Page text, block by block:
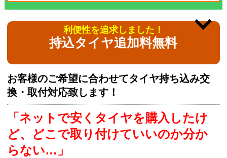
利便性を追求しました！
持込タイヤ追加料無料
お客様のご希望に合わせてタイヤ持ち込み交
換・取付対応致します！
「ネットで安くタイヤを購入したけ
ど、どこで取り付けていいのか分か
らない…」